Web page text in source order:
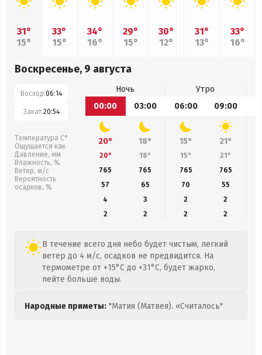
31°
15°
33°
15°
34°
16°
29°
15°
30°
12°
31°
13°
33°
16°
Воскресенье, 9 августа
Восход:06:14
Закат:20:54
Температура С°
Ощущается как
Давление, мм
Влажность, %
Ветер, м/с
Вероятность
осадков, %
Ночь
Утро
00:00
03:00 06:00 09:00
20° 18° 15° 21°
20° 18° 15° 21°
765
765 765 765
57
65 70 55
4
3 2
2
2
2 2 2
В течение всего дня небо будет чистым, легкий
ветер до 4 м/с, осадков не предвидится. На
термометре от +15°C до +31°C, будет жарко,
пейте больше воды.
Народные приметы: "Матия (Матвея). «Считалось"